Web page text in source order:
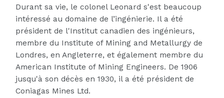
Durant sa vie, le colonel Leonard s'est beaucoup
intéressé au domaine de l’ingénierie. Il a été
président de l'Institut canadien des ingénieurs,
membre du Institute of Mining and Metallurgy de
Londres, en Angleterre, et également membre du
American Institute of Mining Engineers. De 1906
jusqu'à son décès en 1930, il a été président de
Coniagas Mines Ltd.